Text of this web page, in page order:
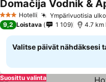
3 Tähtiluokitus
Hotelli Ympärivuotisia
Domačija Vodnik &
9,2 Loistava 1 109 4.7 km
Valitse päivät nähdäksesi
Suosittu valinta